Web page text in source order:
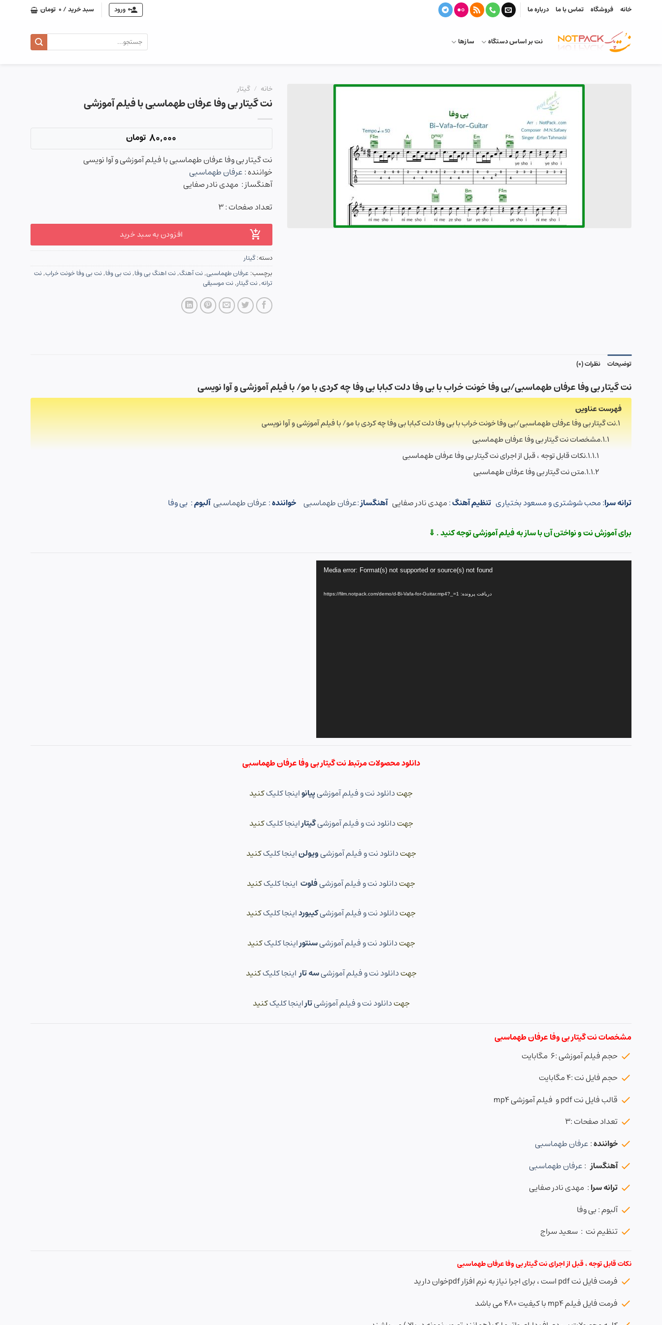
خانه فروشگاه تماس با ما درباره ما ورود سبد خرید /0 تومان
نت بر اساس دستگاه سازها
جستجو
برای:
خانه / گیتار
نت گیتار بی وفا عرفان طهماسبی با فیلم آموزشی
80,000 تومان
نت گیتار بی وفا عرفان طهماسبی با فیلم آموزشی و آوا نویسی
خواننده :عرفان طهماسبی
آهنگساز : مهدی نادر صفایی
تعداد صفحات : 3
افزودن به سبد خرید
دسته:گیتار
برچسب: عرفان طهماسبی,نت آهنگ,نت اهنگ بی وفا,نت بی وفا,نت بی وفا خونت خراب,نت
ترانه,نت گیتار,نت موسیقی
توضیحات نظرات (0)
نت گیتار بی وفا عرفان طهماسبی/بی وفا خونت خراب با بی وفا دلت کبابا بی وفا چه کردی با مو/ با فیلم آموزشی و آوا نویسی
فهرست عناوین
نت گیتار بی وفا عرفان طهماسبی/بی وفا خونت خراب با بی وفا دلت کبابا بی وفا چه کردی با مو/ با فیلم آموزشی و آوا نویسی
مشخصات نت گیتار بی وفا عرفان طهماسبی
نکات قابل توجه ، قبل از اجرای نت گیتار بی وفا عرفان طهماسبی
متن نت گیتار بی وفا عرفان طهماسبی
ترانه سرا: محب شوشتری و مسعود بختیاری تنظیم آهنگ:مهدی نادر صفایی آهنگساز:عرفان طهماسبی خواننده:عرفان طهماسبیآلبوم: بی وفا
برای آموزش نت و نواختن آن با ساز به فیلم آموزشی توجه کنید . ⇓
Media error: Format(s) not supported or source(s) not found
دریافت پرونده: https://film.notpack.com/demo/d-Bi-Vafa-for-Guitar.mp4?_=1
دانلود محصولات مرتبط نت گیتار بی وفا عرفان طهماسبی
جهتدانلود نت و فیلم آموزشیپیانواینجا کلیککنید
جهتدانلود نت و فیلم آموزشیگیتاراینجا کلیککنید
جهتدانلود نت و فیلم آموزشیویولناینجا کلیککنید
جهتدانلود نت و فیلم آموزشیفلوت اینجا کلیککنید
جهتدانلود نت و فیلم آموزشیکیبورداینجا کلیککنید
جهتدانلود نت و فیلم آموزشیسنتوراینجا کلیککنید
جهتدانلود نت و فیلم آموزشیسه تاراینجا کلیککنید
جهتدانلود نت و فیلم آموزشیتاراینجا کلیککنید
مشخصات نت گیتار بی وفا عرفان طهماسبی
حجم فیلم آموزشی :6 مگابایت
حجم فایل نت :4 مگابایت
قالب فایل نت pdf و فیلم آموزشی mp4
تعداد صفحات :3
خواننده:عرفان طهماسبی
آهنگساز:عرفان طهماسبی
ترانه سرا: مهدی نادر صفایی
آلبوم : بی وفا
تنظیم نت : سعید سراج
نکات قابل توجه ، قبل از اجرای نت گیتار بی وفا عرفان طهماسبی
فرمت فایل نت pdf است ، برای اجرا نیاز به نرم افزار pdfخوان دارید
فرمت فایل فیلم mp4 با کیفیت ۴۸۰ می باشد